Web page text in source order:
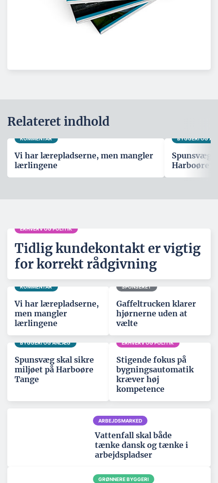
Relateret indhold
KOMMENTAR
Vi har lærepladserne, men mangler
lærlingene
BYGGERI OG
Spunsvæg
Harboøre
ERHVERV OG POLITIK
Tidlig kundekontakt er vigtig
for korrekt rådgivning
KOMMENTAR
Vi har lærepladserne,
men mangler
lærlingene
SPONSERET
Gaffeltrucken klarer
hjørnerne uden at
vælte
BYGGERI OG ANLÆG
Spunsvæg skal sikre
miljøet på Harboøre
Tange
ERHVERV OG POLITIK
Stigende fokus på
bygningsautomatik
kræver høj
kompetence
ARBEJDSMARKED
Vattenfall skal både
tænke dansk og tænke i
arbejdspladser
GRØNNERE BYGGERI